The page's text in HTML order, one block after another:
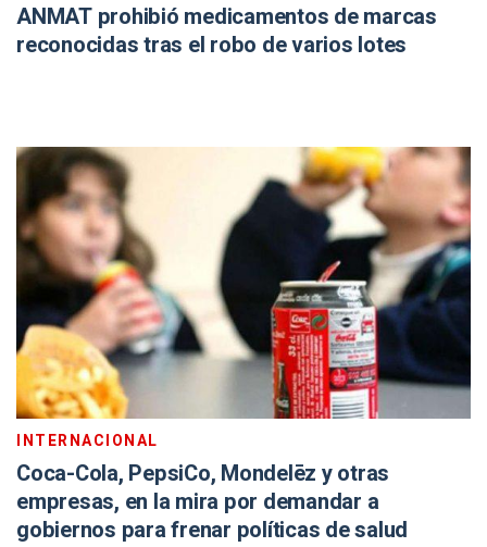
ANMAT prohibió medicamentos de marcas
reconocidas tras el robo de varios lotes
INTERNACIONAL
Coca-Cola, PepsiCo, Mondelēz y otras
empresas, en la mira por demandar a
gobiernos para frenar políticas de salud